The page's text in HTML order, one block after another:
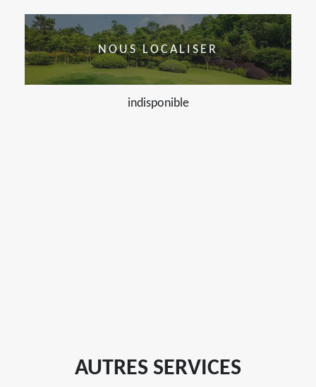
NOUS LOCALISER
indisponible
AUTRES SERVICES